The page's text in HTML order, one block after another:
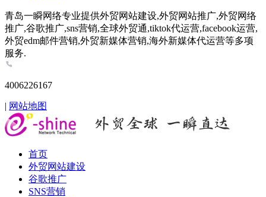
青岛一瞬网络专业提供外贸网站建设,外贸网站推广,外贸网络
推广,谷歌推广,sns营销,全球外贸通,tiktok代运营,facebook运营,
外贸edm邮件营销,外贸新媒体营销,海外新媒体代运营等多项
服务.
4006226167
| 网站地图
首页
外贸网站建设
谷歌推广
SNS营销